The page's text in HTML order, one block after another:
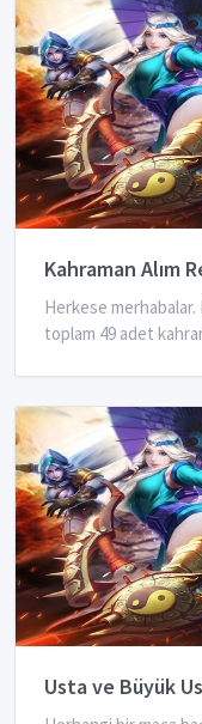
Kahraman Alım
Herkese
toplam 49 adet
Usta ve Büyük